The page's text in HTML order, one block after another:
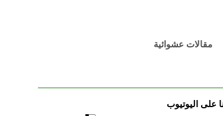
مقالات عشوائية
على اليوتيوب